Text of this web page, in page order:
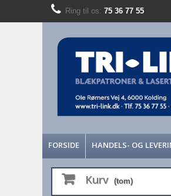
Ring til os: 75 36 77 55
FORSIDE HANDELS- OG
Kurv (tom)